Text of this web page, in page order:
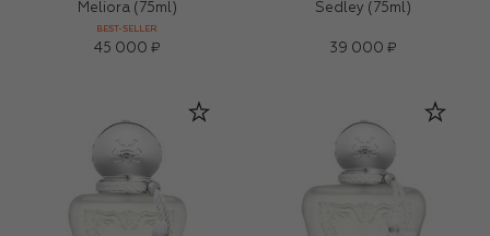
Meliora (75ml)
BEST-SELLER
45 000 ₽
Sedley (75ml)
39 000 ₽